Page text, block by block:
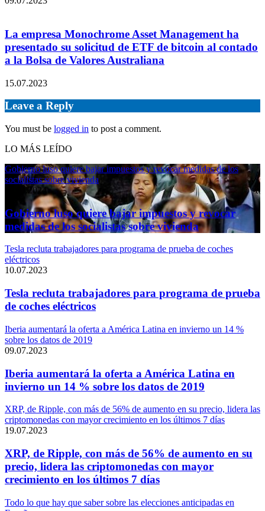
La empresa Monochrome Asset Management ha
presentado su solicitud de ETF de bitcoin al contado
a la Bolsa de Valores Australiana
15.07.2023
Leave a Reply
You must be logged in to post a comment.
LO MÁS LEÍDO
Gobierno luso quiere bajar impuestos y revocar medidas de los
socialistas sobre vivienda
11.04.2024
Gobierno luso quiere bajar impuestos y revocar
medidas de los socialistas sobre vivienda
Tesla recluta trabajadores para programa de prueba de coches
eléctricos
10.07.2023
Tesla recluta trabajadores para programa de prueba
de coches eléctricos
Iberia aumentará la oferta a América Latina en invierno un 14 %
sobre los datos de 2019
09.07.2023
Iberia aumentará la oferta a América Latina en
invierno un 14 % sobre los datos de 2019
XRP, de Ripple, con más de 56% de aumento en su precio, lidera las
criptomonedas con mayor crecimiento en los últimos 7 días
19.07.2023
XRP, de Ripple, con más de 56% de aumento en su
precio, lidera las criptomonedas con mayor
crecimiento en los últimos 7 días
Todo lo que hay que saber sobre las elecciones anticipadas en